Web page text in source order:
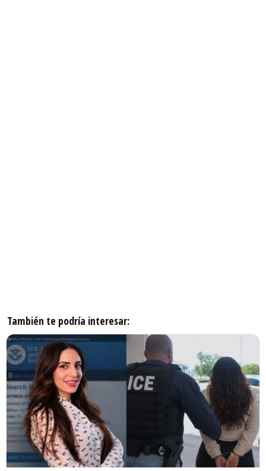
También te podría interesar: